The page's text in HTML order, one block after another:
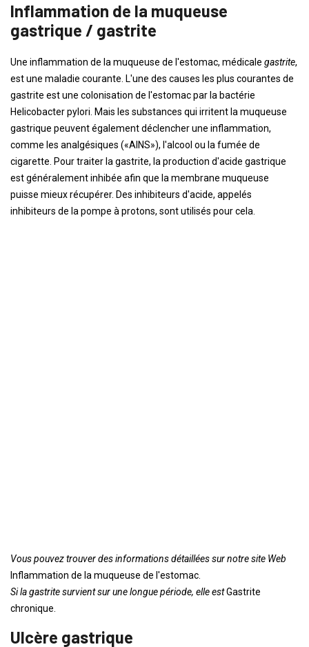
Inflammation de la muqueuse
gastrique / gastrite
Une inflammation de la muqueuse de l'estomac, médicale gastrite,
est une maladie courante. L'une des causes les plus courantes de
gastrite est une colonisation de l'estomac par la bactérie
Helicobacter pylori. Mais les substances qui irritent la muqueuse
gastrique peuvent également déclencher une inflammation,
comme les analgésiques («AINS»), l'alcool ou la fumée de
cigarette. Pour traiter la gastrite, la production d'acide gastrique
est généralement inhibée afin que la membrane muqueuse
puisse mieux récupérer. Des inhibiteurs d'acide, appelés
inhibiteurs de la pompe à protons, sont utilisés pour cela.
Vous pouvez trouver des informations détaillées sur notre site Web
Inflammation de la muqueuse de l'estomac.
Si la gastrite survient sur une longue période, elle estGastrite
chronique.
Ulcère gastrique